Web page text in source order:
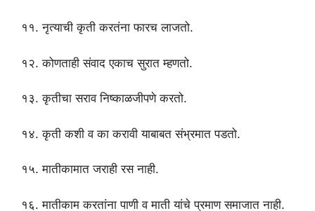
११. नृत्याची कृती करतंना फारच लाजतो.
१२. कोणताही संवाद एकाच सुरात म्हणतो.
१३. कृतीचा सराव निष्काळजीपणे करतो.
१४. कृती कशी व का करावी याबाबत संभ्रमात पडतो.
१५. मातीकामात जराही रस नाही.
१६. मातीकाम करतांना पाणी व माती यांचे प्रमाण समाजात नाही.